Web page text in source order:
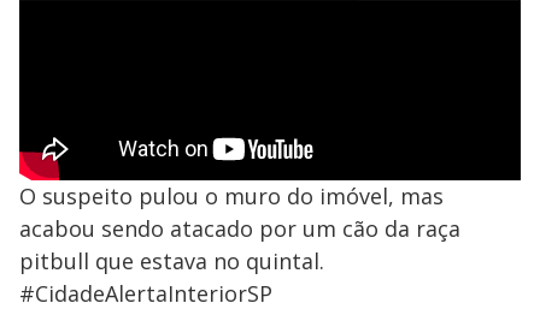
O suspeito pulou o muro do imóvel, mas
acabou sendo atacado por um cão da raça
pitbull que estava no quintal.
#CidadeAlertaInteriorSP